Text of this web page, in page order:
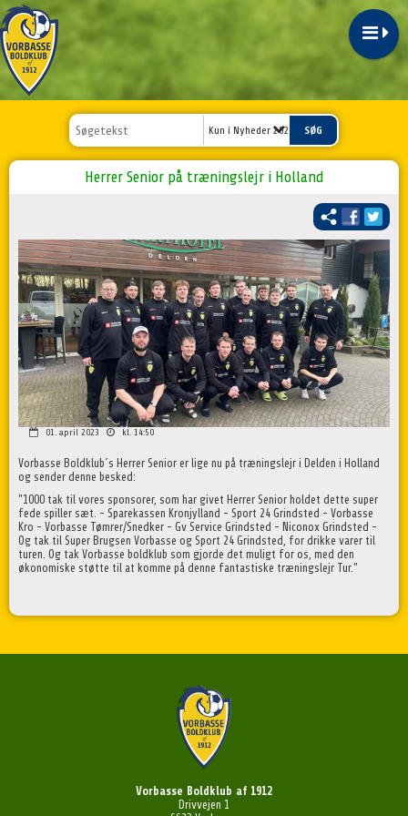
Kun i Nyheder 2023
Herrer Senior på træningslejr i Holland
01. april 2023 kl. 14:50
Vorbasse Boldklub´s Herrer Senior er lige nu på træningslejr i Delden i Holland
og sender denne besked:
"1000 tak til vores sponsorer, som har givet Herrer Senior holdet dette super
fede spiller sæt. - Sparekassen Kronjylland - Sport 24 Grindsted - Vorbasse
Kro - Vorbasse Tømrer/Snedker - Gv Service Grindsted - Niconox Grindsted -
Og tak til Super Brugsen Vorbasse og Sport 24 Grindsted, for drikke varer til
turen. Og tak Vorbasse boldklub som gjorde det muligt for os, med den
økonomiske støtte til at komme på denne fantastiske træningslejr Tur."
Vorbasse Boldklub af 1912
Drivvejen 1